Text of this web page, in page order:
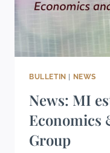
BULLETIN NEWS
News: MI
Economics
Group